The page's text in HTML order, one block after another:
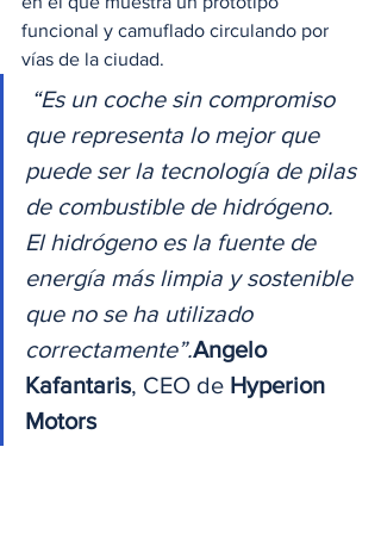
funcional y camuflado circulando por
vías de la ciudad.
que representa lo mejor que
puede ser la tecnología de pilas
de combustible de hidrógeno.
El hidrógeno es la fuente de
energía más limpia y sostenible
que no se ha utilizado
correctamente”.Angelo
Kafantaris, CEO de Hyperion
Motors